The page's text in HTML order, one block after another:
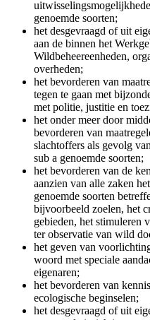
genoemde soorten;
het desgevraagd of uit
aan de binnen het
Wildbeheereenheden,
overheden;
het bevorderen van
tegen te gaan met
met politie, justitie en
het onder meer door
bevorderen van
slachtoffers als gevolg
sub a genoemde soorten;
het bevorderen van de
aanzien van alle zaken
genoemde soorten
bijvoorbeeld zoelen, het
gebieden, het stimuleren
ter observatie van wild
het geven van
woord met speciale
eigenaren;
het bevorderen van
ecologische beginselen;
het desgevraagd of uit